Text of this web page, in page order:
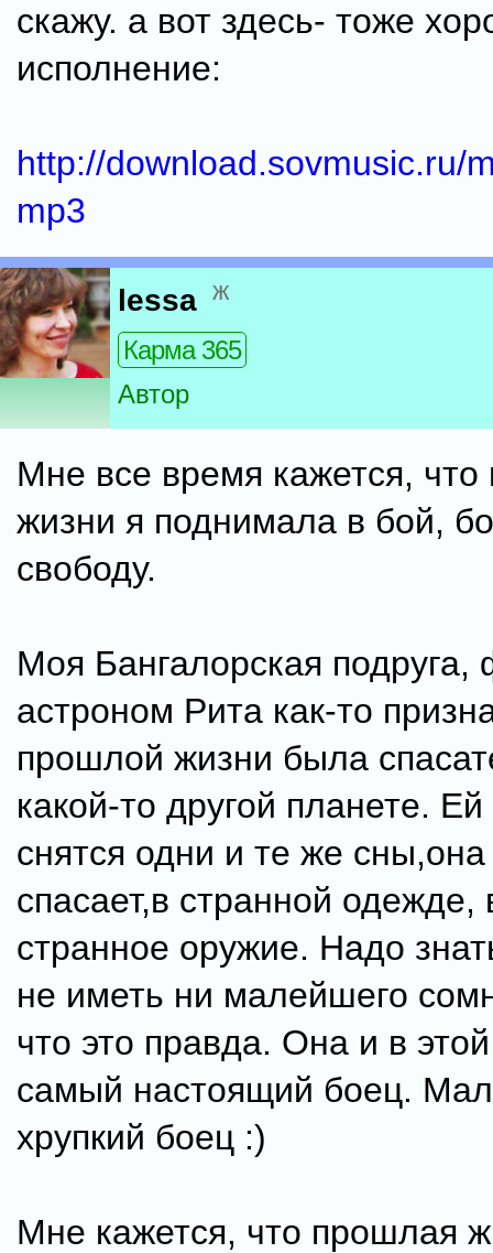
скажу. а вот здесь- тоже
исполнение:
http://download.sovmusic.ru/
mp3
lessa ж
Карма 365
Автор
Мне все время кажется,
жизни я поднимала в бой,
свободу.
Моя Бангалорская подруга,
астроном Рита как-то
прошлой жизни была
какой-то другой планете.
снятся одни и те же сны,она
спасает,в странной одежде,
странное оружие. Надо
не иметь ни малейшего
что это правда. Она и в
самый настоящий боец.
хрупкий боец :)
Мне кажется, что прошлая